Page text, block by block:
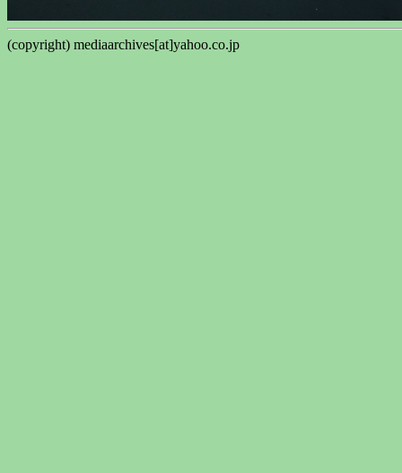
(copyright) mediaarchives[at]yahoo.co.jp